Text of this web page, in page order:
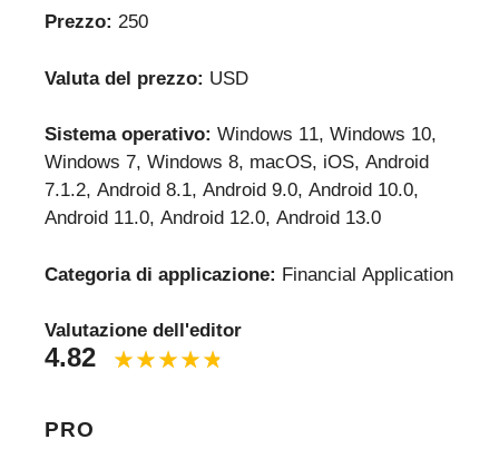
Prezzo: 250
Valuta del prezzo: USD
Sistema operativo: Windows 11, Windows 10,
Windows 7, Windows 8, macOS, iOS, Android
7.1.2, Android 8.1, Android 9.0, Android 10.0,
Android 11.0, Android 12.0, Android 13.0
Categoria di applicazione: Financial Application
Valutazione dell'editor
4.82
PRO